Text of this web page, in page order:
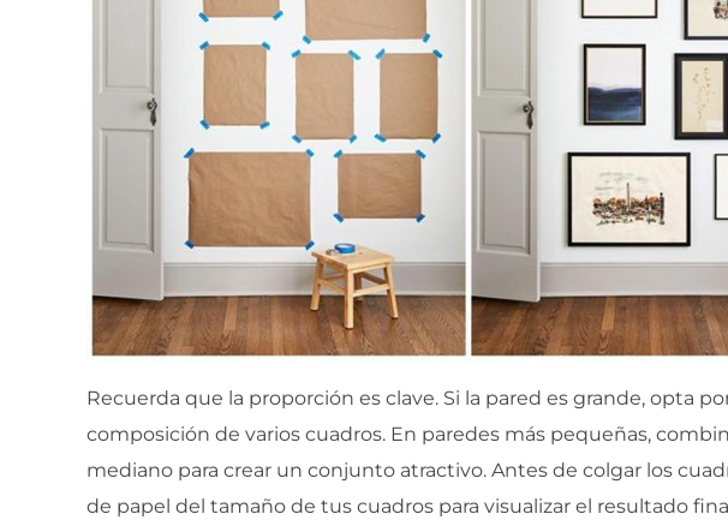
Recuerda que la proporción es clave. Si la pared es grande, opta
composición de varios cuadros. En paredes más pequeñas,
mediano para crear un conjunto atractivo. Antes de colgar los
de papel del tamaño de tus cuadros para visualizar el resultado